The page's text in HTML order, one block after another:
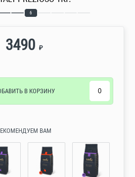
6
3490 ₽
В КОРЗИНУ
ВАМ